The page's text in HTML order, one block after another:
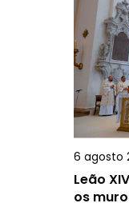
6 agosto
Leão
os